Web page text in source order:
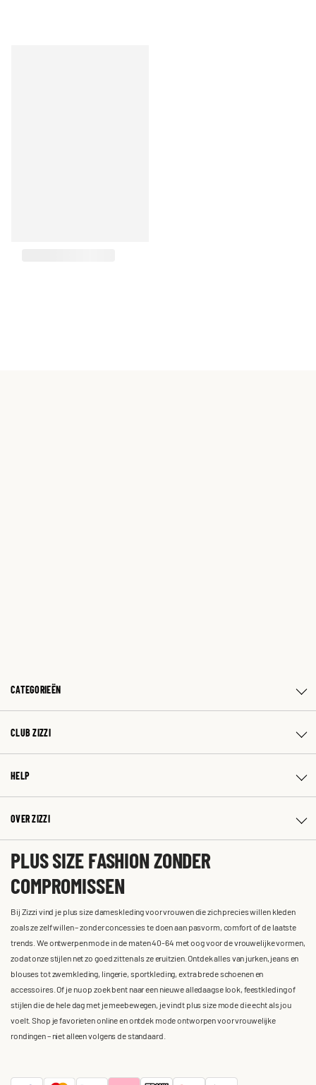
CATEGORIEËN
CLUB ZIZZI
HELP
OVER ZIZZI
PLUS SIZE FASHION ZONDER
COMPROMISSEN
Bij Zizzi vind je plus size dameskleding voor vrouwen die zich precies willen kleden
zoals ze zelf willen – zonder concessies te doen aan pasvorm, comfort of de laatste
trends. We ontwerpen mode in de maten 40-64 met oog voor de vrouwelijke vormen,
zodat onze stijlen net zo goed zitten als ze eruitzien. Ontdek alles van jurken, jeans en
blouses tot zwemkleding, lingerie, sportkleding, extra brede schoenen en
accessoires. Of je nu op zoek bent naar een nieuwe alledaagse look, feestkleding of
stijlen die de hele dag met je meebewegen, je vindt plus size mode die echt als jou
voelt. Shop je favorieten online en ontdek mode ontworpen voor vrouwelijke
rondingen – niet alleen volgens de standaard.